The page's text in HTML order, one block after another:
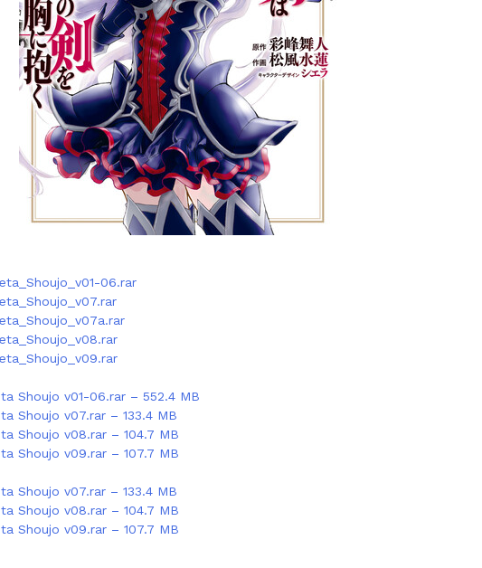
06.rar
Shoujo v01-06.rar – 552.4 MB
Shoujo v07.rar – 133.4 MB
Shoujo v08.rar – 104.7 MB
Shoujo v09.rar – 107.7 MB
Shoujo v07.rar – 133.4 MB
Shoujo v08.rar – 104.7 MB
Shoujo v09.rar – 107.7 MB